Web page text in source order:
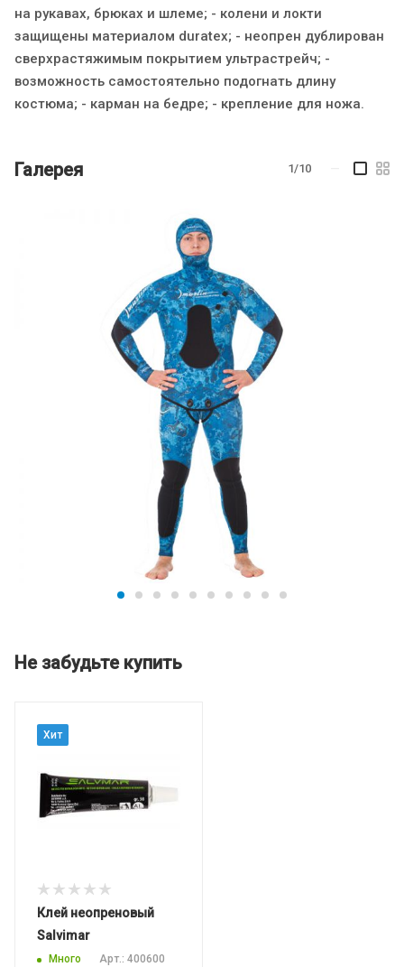
на рукавах, брюках и шлеме; - колени и локти
защищены материалом duratex; - неопрен дублирован
сверхрастяжимым покрытием ультрастрейч; -
возможность самостоятельно подогнать длину
костюма; - карман на бедре; - крепление для ножа.
Галерея 1/10
Не забудьте купить
Хит
Клей неопреновый
Salvimar
Много Арт.: 400600